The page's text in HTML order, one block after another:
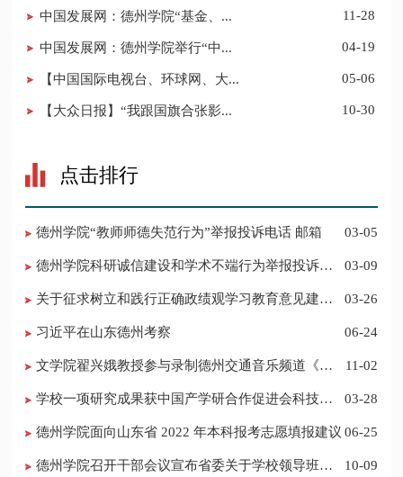
中国发展网：德州学院“基金、... 11-28
中国发展网：德州学院举行“中... 04-19
【中国国际电视台、环球网、大... 05-06
【大众日报】“我跟国旗合张影... 10-30
点击排行
德州学院“教师师德失范行为”举报投诉电话 邮箱 03-05
德州学院科研诚信建设和学术不端行为举报投诉电
03-09
03-26
习近平在山东德州考察 06-24
​文学院翟兴娥教授参与录制德州交通音乐频道《科
11-02
学校一项研究成果获中国产学研合作促进会科技创
03-28
德州学院面向山东省 2022 年本科报考志愿填报建议 06-25
​德州学院召开干部会议宣布省委关于学校领导班子
10-09